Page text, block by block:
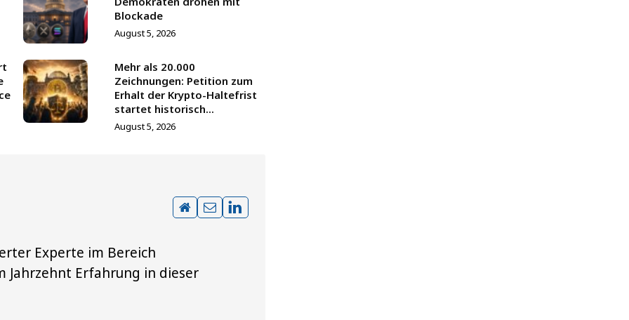
Blockade
August 5, 2026
Mehr als 20.000
Zeichnungen: Petition zum
Erhalt der Krypto-Haltefrist
startet historisch...
August 5, 2026
Experte im Bereich
Erfahrung in dieser